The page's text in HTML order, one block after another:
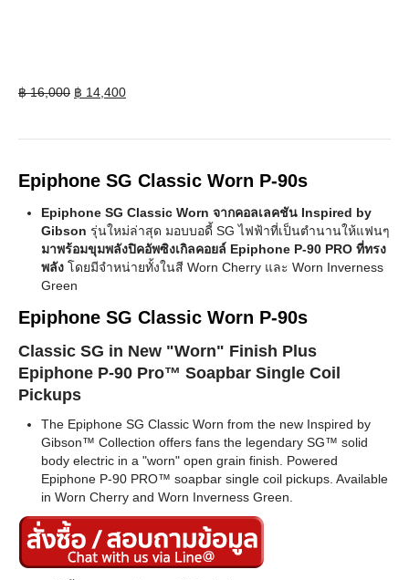
฿16,000 Original
฿ 14,400Current
Epiphone SG Classic Worn P-90s
Epiphone SG Classic Worn จากคอลเลคชัน Inspired by
Gibson รุ่นใหม่ล่าสุด มอบบอดี้ SG ไฟฟ้าที่เป็นตำนานให้แฟนๆ
มาพร้อมขุมพลังปิคอัพซิงเกิลคอยล์ Epiphone P-90 PRO ที่ทรง
พลัง โดยมีจำหน่ายทั้งในสี Worn Cherry และ Worn Inverness
Green
Epiphone SG Classic Worn P-90s
Classic SG in New "Worn" Finish Plus
Epiphone P-90 Pro™ Soapbar Single Coil
Pickups
The Epiphone SG Classic Worn from the new Inspired by
Gibson™ Collection offers fans the legendary SG™ solid
body electric in a "worn" open grain finish. Powered
Epiphone P-90 PRO™ soapbar single coil pickups. Available
in Worn Cherry and Worn Inverness Green.